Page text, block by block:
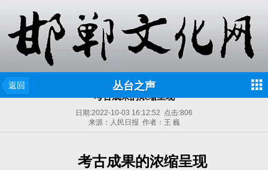
返回 丛台之声
考古成果的浓缩呈现
日期:2022-10-03 16:12:52 点击:806
来源：人民日报 作者：王 巍
考古成果的浓缩呈现